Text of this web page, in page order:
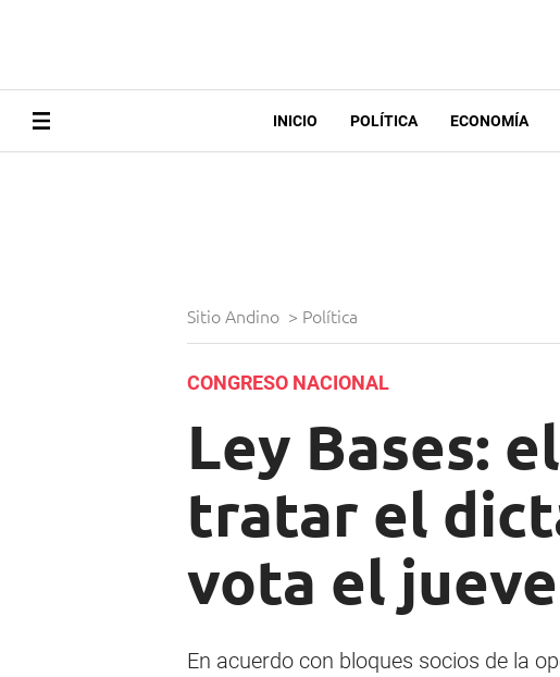
INICIO POLÍTICA ECONOMÍA
Sitio Andino > Política
CONGRESO NACIONAL
Ley Bases:
tratar el
vota el
En acuerdo con bloques socios de la